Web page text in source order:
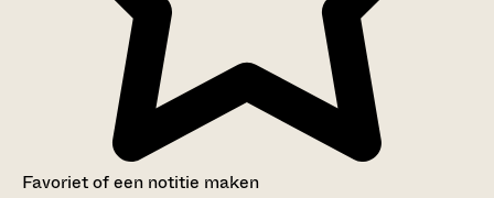
Favoriet of een notitie maken